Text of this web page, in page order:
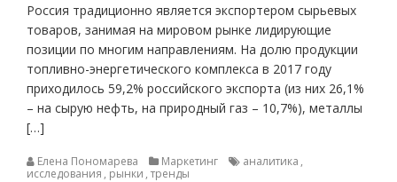
Россия традиционно является экспортером сырьевых
товаров, занимая на мировом рынке лидирующие
позиции по многим направлениям. На долю продукции
топливно-энергетического комплекса в 2017 году
приходилось 59,2% российского экспорта (из них 26,1%
– на сырую нефть, на природный газ – 10,7%), металлы
[…]
Елена Пономарева Маркетинг аналитика ,
исследования , рынки , тренды